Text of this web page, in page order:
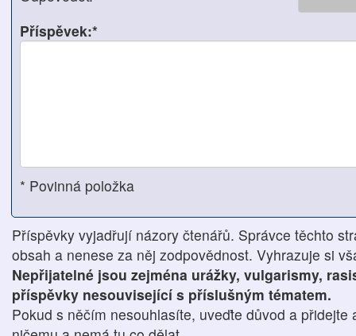
Příspěvek:*
* Povinná položka
Příspěvky vyjadřují názory čtenářů. Správce těchto
obsah a nenese za něj zodpovědnost. Vyhrazuje si
Nepřijatelné jsou zejména urážky, vulgarismy,
příspěvky nesouvisející s příslušným tématem.
Pokud s něčím nesouhlasíte, uveďte důvod a přidejte